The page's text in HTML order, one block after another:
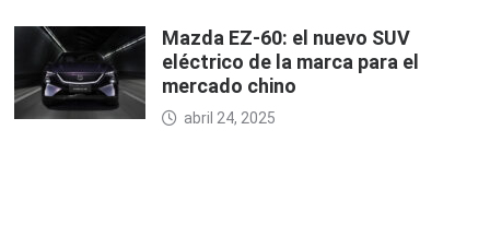
Mazda EZ-60: el nuevo SUV
eléctrico de la marca para el
mercado chino
abril 24, 2025